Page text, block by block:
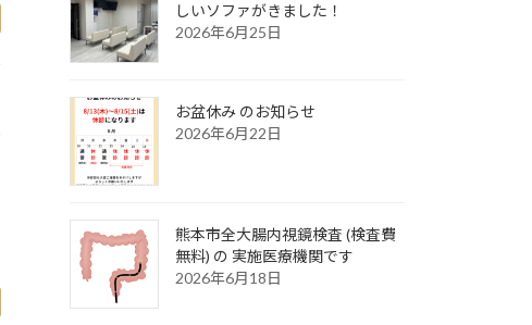
しいソファがきました！
2026年6月25日
お盆休み のお知らせ
2026年6月22日
熊本市全大腸内視鏡検査 (検査費
無料) の 実施医療機関です
2026年6月18日